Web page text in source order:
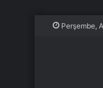
Perşembe,